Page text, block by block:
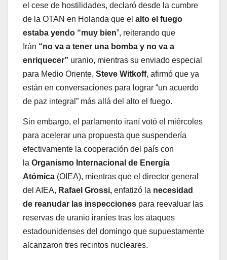
el cese de hostilidades, declaró desde la cumbre
de la OTAN en Holanda que el alto el fuego
estaba yendo “muy bien”, reiterando que
Irán “no va a tener una bomba y no va a
enriquecer” uranio, mientras su enviado especial
para Medio Oriente, Steve Witkoff, afirmó que ya
están en conversaciones para lograr “un acuerdo
de paz integral” más allá del alto el fuego.
Sin embargo, el parlamento iraní votó el miércoles
para acelerar una propuesta que suspendería
efectivamente la cooperación del país con
la Organismo Internacional de Energía
Atómica (OIEA), mientras que el director general
del AIEA, Rafael Grossi, enfatizó la necesidad
de reanudar las inspecciones para reevaluar las
reservas de uranio iraníes tras los ataques
estadounidenses del domingo que supuestamente
alcanzaron tres recintos nucleares.